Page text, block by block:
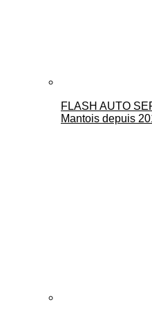
FLASH AUTO
Mantois depuis